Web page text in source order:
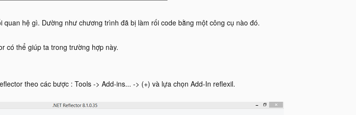
hệ gì. Dường như chương trình đã bị làm rối code bằng một công cụ nào đó.
có thể giúp ta trong trường hợp này.
theo các bược : Tools -> Add-ins... -> (+) và lựa chọn Add-In reflexil.